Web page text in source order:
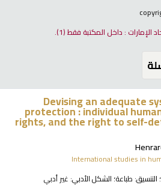
الإمارات : داخل المكتبة فقط(1).
Devising an adequate
protection : individual
rights, and the right to self-
International studies in
؛ التنسيق: طباعة؛ الشكل الأدبي: غير أدبي